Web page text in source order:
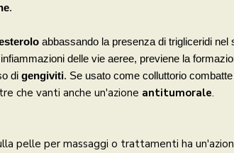
.
abbassando la presenza di trigliceridi nel
delle vie aeree, previene la
di gengiviti. Se usato come colluttorio combatte
che vanti anche un'azione antitumorale.
pelle per massaggi o trattamenti ha